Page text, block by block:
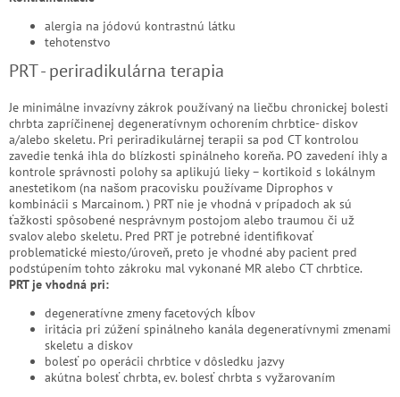
alergia na jódovú kontrastnú látku
tehotenstvo
PRT - periradikulárna terapia
Je minimálne invazívny zákrok používaný na liečbu chronickej bolesti
chrbta zapríčinenej degeneratívnym ochorením chrbtice- diskov
a/alebo skeletu. Pri periradikulárnej terapii sa pod CT kontrolou
zavedie tenká ihla do blízkosti spinálneho koreňa. PO zavedení ihly a
kontrole správnosti polohy sa aplikujú lieky – kortikoid s lokálnym
anestetikom (na našom pracovisku používame Diprophos v
kombinácii s Marcainom. ) PRT nie je vhodná v prípadoch ak sú
ťažkosti spôsobené nesprávnym postojom alebo traumou či už
svalov alebo skeletu. Pred PRT je potrebné identifikovať
problematické miesto/úroveň, preto je vhodné aby pacient pred
podstúpením tohto zákroku mal vykonané MR alebo CT chrbtice.
PRT je vhodná pri:
degeneratívne zmeny facetových kĺbov
iritácia pri zúžení spinálneho kanála degeneratívnymi zmenami
skeletu a diskov
bolesť po operácii chrbtice v dôsledku jazvy
akútna bolesť chrbta, ev. bolesť chrbta s vyžarovaním